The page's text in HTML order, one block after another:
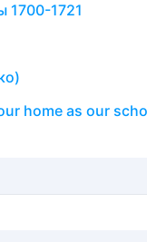
1700-1721
home as our